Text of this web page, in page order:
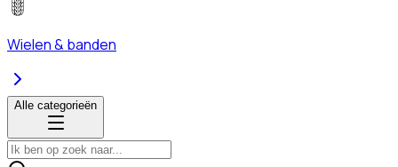
Wielen & banden
Alle categorieën